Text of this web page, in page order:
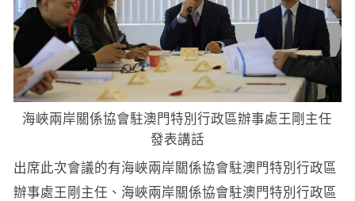
海峽兩岸關係協會駐澳門特別行政區辦事處王剛主任
發表講話
出席此次會議的有海峽兩岸關係協會駐澳門特別行政區
辦事處王剛主任、海峽兩岸關係協會駐澳門特別行政區